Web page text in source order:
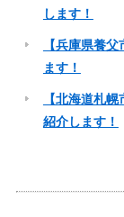
します！
【兵庫県養
ます！
【北海道札
紹介します！